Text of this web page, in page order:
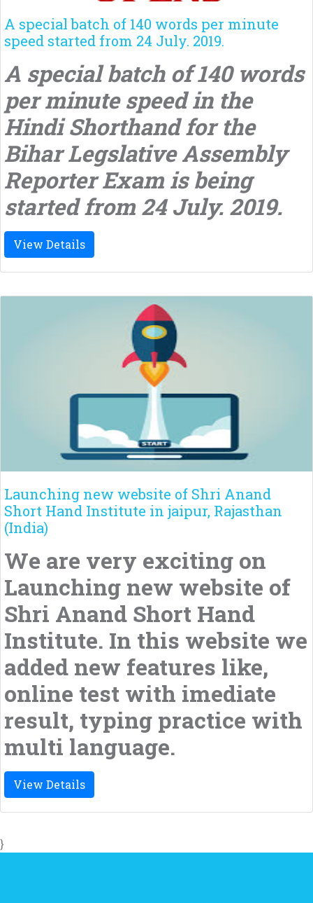
A special batch of 140 words per minute
speed started from 24 July. 2019.
A special batch of 140 words
per minute speed in the
Hindi Shorthand for the
Bihar Legslative Assembly
Reporter Exam is being
started from 24 July. 2019.
View Details
Launching new website of Shri Anand
Short Hand Institute in jaipur, Rajasthan
(India)
We are very exciting on
Launching new website of
Shri Anand Short Hand
Institute. In this website we
added new features like,
online test with imediate
result, typing practice with
multi language.
View Details
}